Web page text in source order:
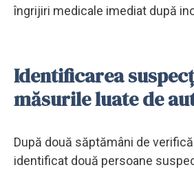
îngrijiri medicale imediat după
Identificarea
măsurile luate de
După două săptămâni de
identificat două persoane